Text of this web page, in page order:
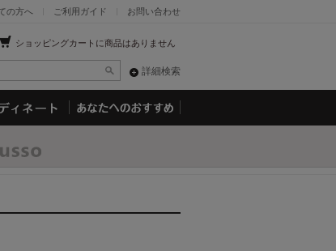
お問い合わせ
ご利用ガイド
の方へ
ショッピングカートに商品はありません
詳細検索